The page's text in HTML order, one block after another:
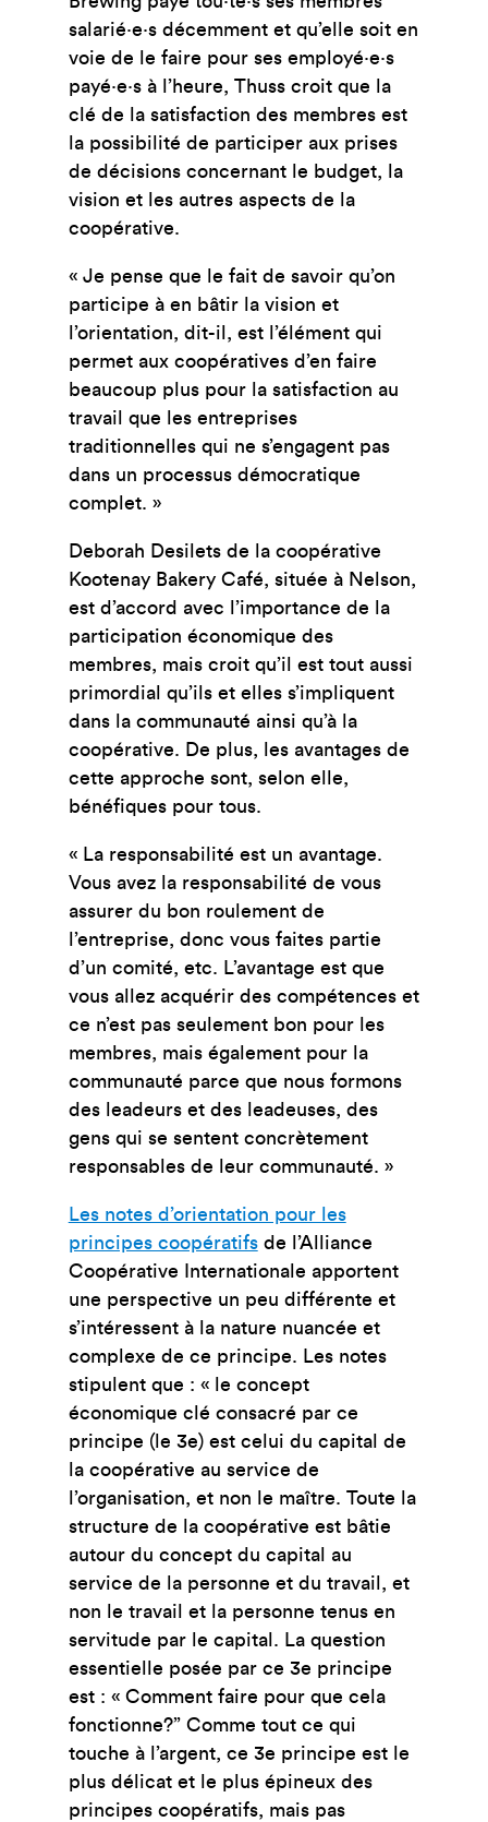
salarié·e·s décemment et qu’elle soit en
voie de le faire pour ses employé·e·s
payé·e·s à l’heure, Thuss croit que la
clé de la satisfaction des membres est
la possibilité de participer aux prises
de décisions concernant le budget, la
vision et les autres aspects de la
coopérative.
« Je pense que le fait de savoir qu’on
participe à en bâtir la vision et
l’orientation, dit-il, est l’élément qui
permet aux coopératives d’en faire
beaucoup plus pour la satisfaction au
travail que les entreprises
traditionnelles qui ne s’engagent pas
dans un processus démocratique
complet. »
Deborah Desilets de la coopérative
Kootenay Bakery Café, située à Nelson,
est d’accord avec l’importance de la
participation économique des
membres, mais croit qu’il est tout aussi
primordial qu’ils et elles s’impliquent
dans la communauté ainsi qu’à la
coopérative. De plus, les avantages de
cette approche sont, selon elle,
bénéfiques pour tous.
« La responsabilité est un avantage.
Vous avez la responsabilité de vous
assurer du bon roulement de
l’entreprise, donc vous faites partie
d’un comité, etc. L’avantage est que
vous allez acquérir des compétences et
ce n’est pas seulement bon pour les
membres, mais également pour la
communauté parce que nous formons
des leadeurs et des leadeuses, des
gens qui se sentent concrètement
responsables de leur communauté. »
Les notes d’orientation pour les
principes coopératifsde l’Alliance
Coopérative Internationale apportent
une perspective un peu différente et
s’intéressent à la nature nuancée et
complexe de ce principe. Les notes
stipulent que : « le concept
économique clé consacré par ce
principe (le 3e) est celui du capital de
la coopérative au service de
l’organisation, et non le maître. Toute la
structure de la coopérative est bâtie
autour du concept du capital au
service de la personne et du travail, et
non le travail et la personne tenus en
servitude par le capital. La question
essentielle posée par ce 3e principe
est : « Comment faire pour que cela
fonctionne?” Comme tout ce qui
touche à l’argent, ce 3e principe est le
plus délicat et le plus épineux des
principes coopératifs, mais pas